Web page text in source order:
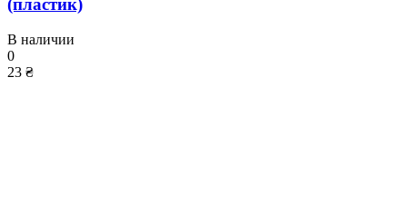
(пластик)
В наличии
0
23 ₴